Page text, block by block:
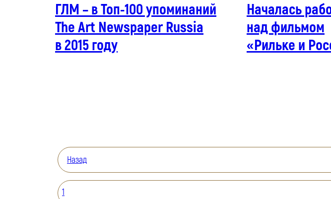
ГЛМ – в Топ-100 упоминаний
The Art Newspaper Russia
в 2015 году
Началась
над фильмом
«Рильке и
Назад
1